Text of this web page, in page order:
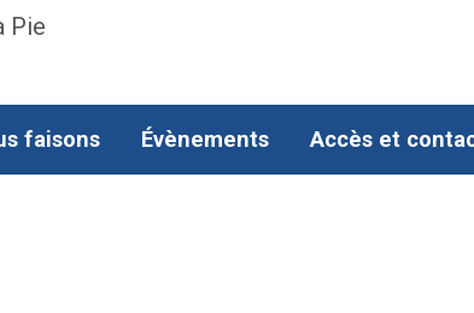
Pie
faisons Évènements Accès et